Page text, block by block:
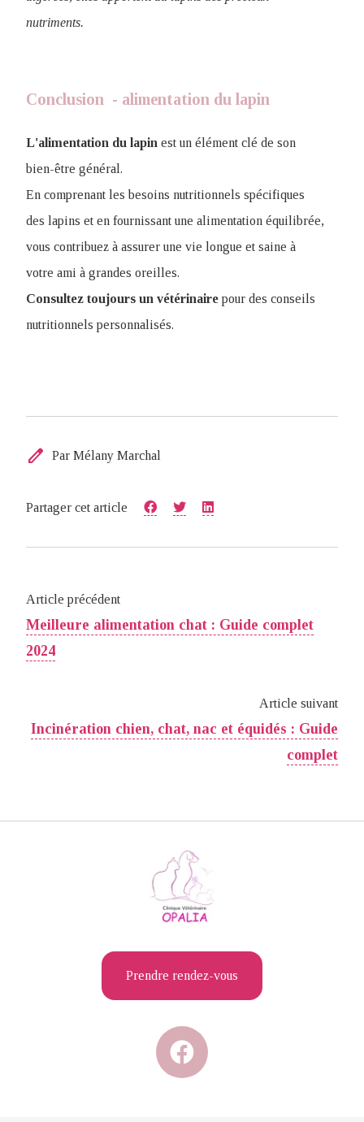
nutriments.
Conclusion - alimentation du lapin
L'alimentation du lapin est un élément clé de son
bien-être général.
En comprenant les besoins nutritionnels spécifiques
des lapins et en fournissant une alimentation équilibrée,
vous contribuez à assurer une vie longue et saine à
votre ami à grandes oreilles.
Consultez toujours un vétérinaire pour des conseils
nutritionnels personnalisés.
edit Par Mélany Marchal
Partager cet article
Article précédent
Meilleure alimentation chat : Guide complet
2024
Article suivant
Incinération chien, chat, nac et équidés : Guide
complet
Prendre rendez-vous